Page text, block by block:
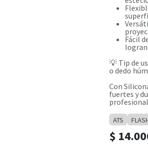
Fácil
💡 Tip de
o dedo
Con
fuertes y
ATS
$